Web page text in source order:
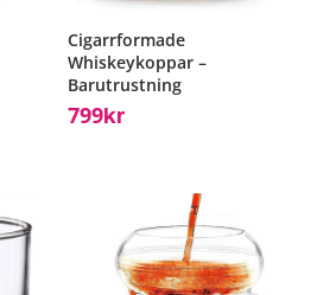
Cigarrformade
Whiskeykoppar –
Barutrustning
799Kr